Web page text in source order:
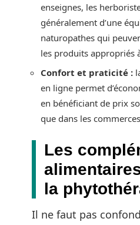
enseignes, les
généralement d’une
naturopathes qui
les produits appropriés
Confort et praticité :
en ligne permet
en bénéficiant de prix
que dans les
Les
la
Il ne faut pas